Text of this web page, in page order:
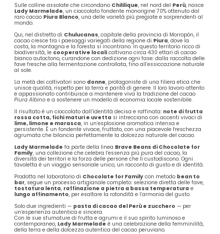
Sulle colline assolate che circondano Chililique, nel nord del Perù, nasce
Lady Marmelade, un cioccolato fondente monorigine 70% ottenuto dal
raro cacao Piura Blanco, una delle varietà più pregiate e sorprendenti al
mondo.
Qui, nel distretto di Chulucanas, capitale della provincia di Morropón, il
cacao cresce tra i paesaggi variegati della regione di Piura, dove la
costa, la montagna e la foresta si incontrano. In questo territorio ricco di
biodiversità, le cooperative locali coltivano circa 430 ettari di cacao
bianco autoctono, curandone con dedizione ogni fase: dalla raccolta delle
fave fresche alla fermentazione controllata, fino all’essiccazione naturale
al sole.
La metà dei coltivatori sono donne, protagoniste di una filiera etica che
unisce qualità, rispetto per la terra e parità di genere. Il loro lavoro attento
e appassionato contribuisce a mantenere viva la tradizione del cacao
Piura Albino e a sostenere un modello di economia locale sostenibile.
Il risultato è un cioccolato dall’identità decisa e raffinata: note di frutta
rossa cotta, fichi maturi e uvetta si intrecciano con accenti vivaci di
lime, limone e marasca, in un’esplosione aromatica intensa e
persistente. È un fondente vivace, fruttato, con una piacevole freschezza
agrumata che bilancia perfettamente la dolcezza naturale del cacao.
Lady Marmelade fa parte della linea Brave Beans di Chocolate for
Family, una collezione che celebra l’essenza più pura del cacao, la
diversità dei territori e la forza delle persone che li custodiscono. Ogni
tavoletta è un viaggio sensoriale unico, un racconto di gusto e di identità.
Prodotta nel laboratorio di Chocolate for Family con metodo bean to
bar, segue un processo artigianale completo: selezione diretta delle fave,
tostatura lenta, raffinazione a pietra a bassa temperatura e
lungo affinamento, per esaltare la rotondità e l’armonia del gusto.
Solo due ingredienti — pasta di cacao del Perù e zucchero — per
un’esperienza autentica e sincera.
Con le sue sfumature di frutta e agrumi e il suo spirito luminoso e
contemporaneo, Lady Marmelade è una celebrazione della femminilità,
della terra e della dolcezza autentica del cacao peruviano.